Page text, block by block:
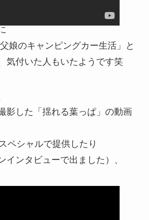
娘のキャンピングカー生活」と
気付いた人もいたようです笑
影した「揺れる葉っぱ」の動画
ペシャルで提供したり
インタビューで出ました）、